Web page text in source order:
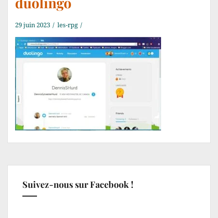
29 juin 2023 les-rpg
Suivez-nous sur Facebook !